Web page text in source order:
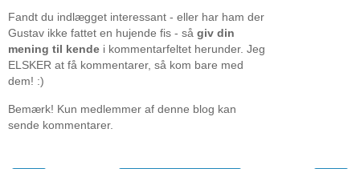
Fandt du indlægget interessant - eller har ham der
Gustav ikke fattet en hujende fis - så giv din
mening til kende i kommentarfeltet herunder. Jeg
ELSKER at få kommentarer, så kom bare med
dem! :)
Bemærk! Kun medlemmer af denne blog kan
sende kommentarer.